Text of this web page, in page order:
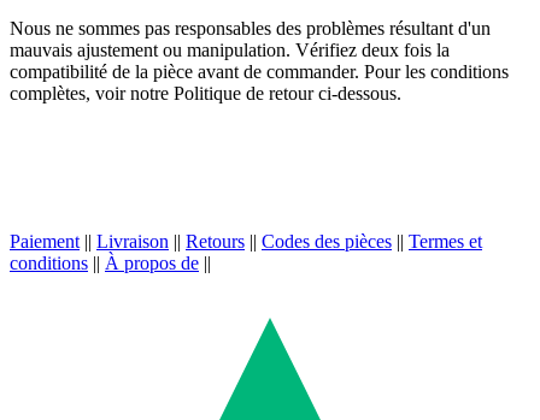
Nous ne sommes pas responsables des problèmes résultant d'un
mauvais ajustement ou manipulation. Vérifiez deux fois la
compatibilité de la pièce avant de commander. Pour les conditions
complètes, voir notre Politique de retour ci-dessous.
Paiement || Livraison || Retours || Codes des pièces || Termes et
conditions || À propos de ||